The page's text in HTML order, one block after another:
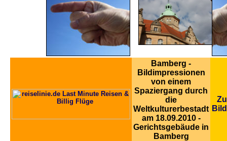
Bamberg -
Bildimpressionen
von einem
Spaziergang durch
die
Weltkulturerbestadt
am 18.09.2010 -
Gerichtsgebäude in
Bamberg